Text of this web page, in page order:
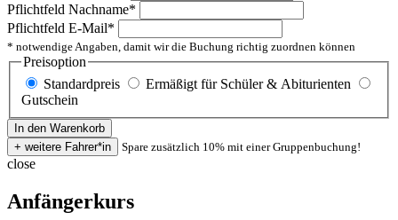
Pflichtfeld Nachname*
Pflichtfeld E-Mail*
* notwendige Angaben, damit wir die Buchung richtig zuordnen können
Preisoption
Standardpreis
Ermäßigt für Schüler & Abiturienten
Gutschein
Spare zusätzlich 10% mit einer Gruppenbuchung!
close
Anfängerkurs